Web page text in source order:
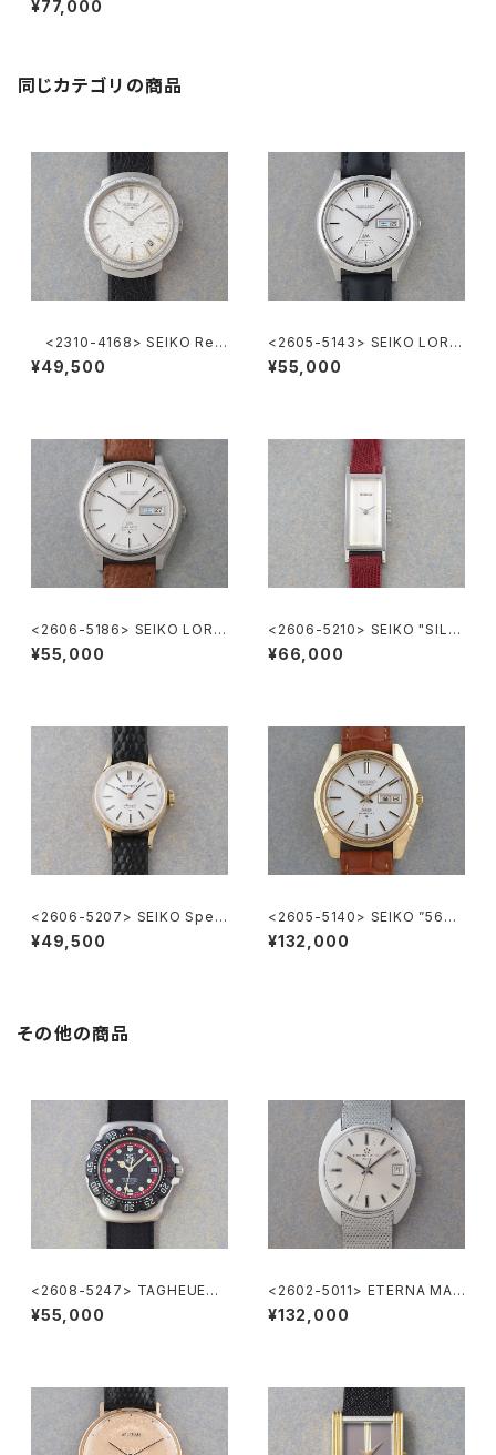
¥77,000
同じカテゴリの商品
<2310-4168> SEIKO Ref.
2419-0010
¥49,500
<2605-5143> SEIKO LORD
MATIC
¥55,000
<2606-5186> SEIKO LORD
MATIC
¥55,000
<2606-5210> SEIKO "SILV
ER885" rectangular case
¥66,000
<2606-5207> SEIKO Speci
al
¥49,500
<2605-5140> SEIKO ”56K
S" KING SEIKO
¥132,000
その他の商品
<2608-5247> TAGHEUER
FORMULA1
¥55,000
<2602-5011> ETERNA MAT
IC 3003
¥132,000